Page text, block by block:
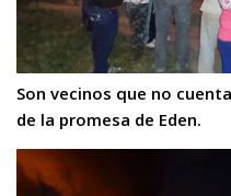
Son vecinos que no
de la promesa de Eden.